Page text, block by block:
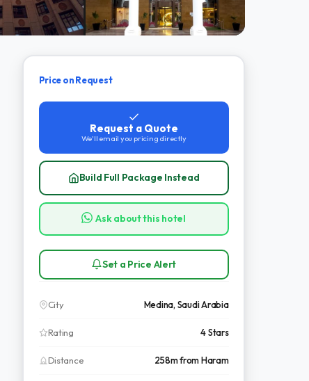
Price on Request
Request a Quote
We'll email you pricing directly
Build Full Package Instead
Ask about this hotel
Set a Price Alert
City Medina, Saudi Arabia
Rating 4 Stars
Distance 258m from Haram